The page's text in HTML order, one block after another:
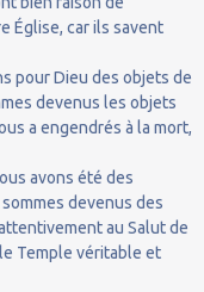
Église, car ils savent
pour Dieu des objets de
devenus les objets
a engendrés à la mort,
avons été des
devenus des
au Salut de
Temple véritable et